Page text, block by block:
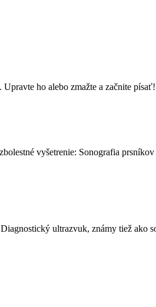
ho alebo zmažte a začnite písať!
vyšetrenie: Sonografia
ultrazvuk, známy tiež ako